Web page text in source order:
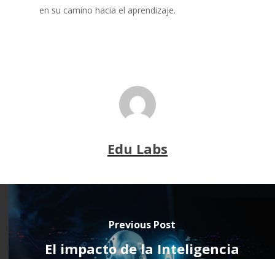
en su camino hacia el aprendizaje.
Edu Labs
Previous Post
El impacto de la Inteligencia